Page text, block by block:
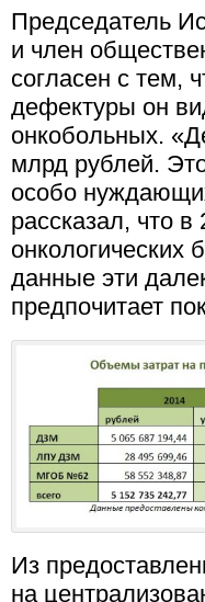
Председатель
и член
согласен с тем,
дефектуры он
онкобольных.
млрд рублей.
особо
рассказал, что
онкологических
данные эти
предпочитает
Из
на